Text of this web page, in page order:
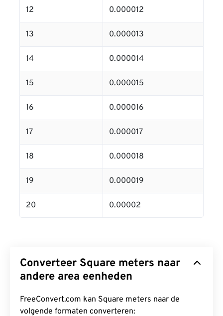
12 0.000012
13 0.000013
14 0.000014
15 0.000015
16 0.000016
17 0.000017
18 0.000018
19 0.000019
20 0.00002
Converteer Square meters naar
andere area eenheden
FreeConvert.com kan Square meters naar de
volgende formaten converteren: